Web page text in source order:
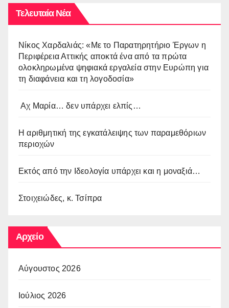
Τελευταία Νέα
Νίκος Χαρδαλιάς: «Με το Παρατηρητήριο Έργων η
Περιφέρεια Αττικής αποκτά ένα από τα πρώτα
ολοκληρωμένα ψηφιακά εργαλεία στην Ευρώπη για
τη διαφάνεια και τη λογοδοσία»
Αχ Μαρία… δεν υπάρχει ελπίς…
Η αριθμητική της εγκατάλειψης των παραμεθόριων
περιοχών
Εκτός από την Ιδεολογία υπάρχει και η μοναξιά…
Στοιχειώδες, κ. Τσίπρα
Αρχείο
Αύγουστος 2026
Ιούλιος 2026